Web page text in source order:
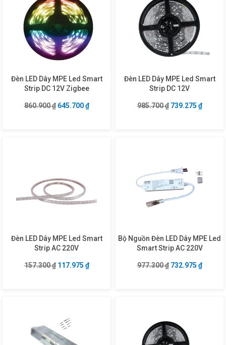
Đèn LED Dây MPE Led Smart
Strip DC 12V Zigbee
860.900₫ Giá gốc là: 860.900 ₫.
645.700₫Giá hiện tại là: 645.700 ₫.
Đèn LED Dây MPE Led Smart
Strip DC 12V
985.700₫ Giá gốc là:
739.275 ₫Giá
Đèn LED Dây MPE Led Smart
Strip AC 220V
157.300₫ Giá gốc là: 157.300 ₫.
117.975 ₫Giá hiện tại là: 117.975 ₫.
Bộ Nguồn Đèn LED Dây MPE Led
Smart Strip AC 220V
977.300₫ Giá gốc là:
732.975 ₫Giá